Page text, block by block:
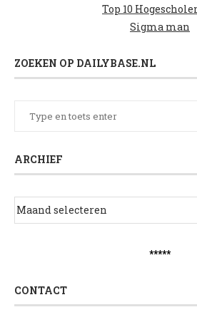
Top 10
Sigma man
ZOEKEN OP DAILYBASE.NL
ARCHIEF
*****
CONTACT